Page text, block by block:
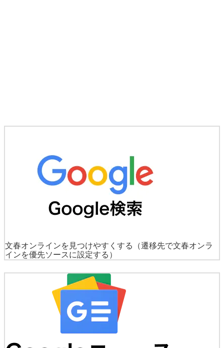
文春オンラインを見つけやすくする
（遷移先で文春オンラ
インを優先ソースに設定する）